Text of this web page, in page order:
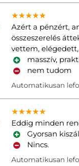
★★★★★
★★★★★
★★★★★
Azért a pénzért,
összeszerelés
vettem,
masszív,
nem tudom
Automatikusan
★★★★★
★★★★★
★★★★★
Eddig minden
Gyorsan
Nincs.
Automatikusan